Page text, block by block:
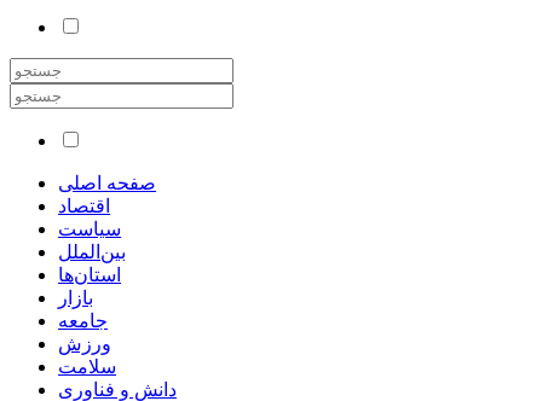
صفحه اصلی
اقتصاد
سیاست
بین‌الملل
استان‌ها
بازار
جامعه
ورزش
سلامت
دانش و فناوری